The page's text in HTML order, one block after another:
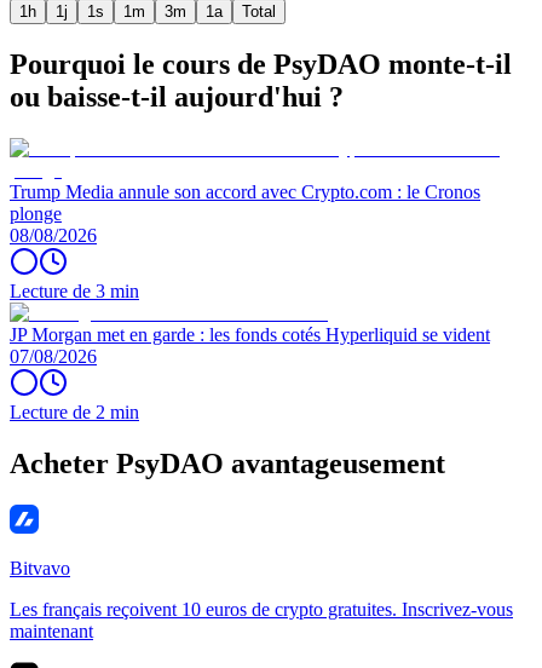
1h 1j 1s 1m 3m 1a Total
Pourquoi le cours de PsyDAO monte-t-il
ou baisse-t-il aujourd'hui ?
Trump Media annule son accord avec Crypto.com : le Cronos
plonge
08/08/2026
Lecture de 3 min
JP Morgan met en garde : les fonds cotés Hyperliquid se vident
07/08/2026
Lecture de 2 min
Acheter PsyDAO avantageusement
Bitvavo
Les français reçoivent 10 euros de crypto gratuites. Inscrivez-vous
maintenant